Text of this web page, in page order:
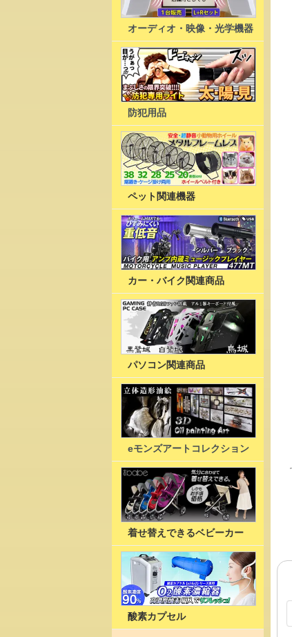
オーディオ・映像・光学機器
防犯用品
ペット関連機器
カー・バイク関連商品
パソコン関連商品
eモンズアートコレクション
着せ替えできるベビーカー
酸素カプセル